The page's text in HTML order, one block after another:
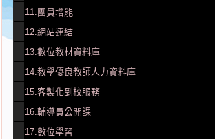
11.團員增能
12.網站連結
13.數位教材資料庫
14.教學優良教師人力資料庫
15.客製化到校服務
16.輔導員公開課
17.數位學習